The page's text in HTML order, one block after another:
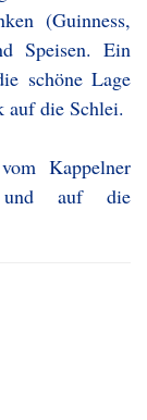
(Guinness,
Speisen. Ein
schöne Lage
auf die Schlei.
Kappelner
auf die